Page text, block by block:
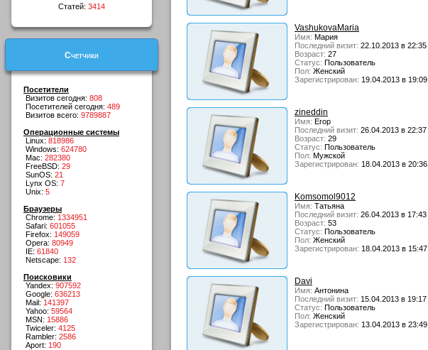
Статей: 3414
Счетчики
Посетители
Визитов сегодня: 808
Посетителей сегодня: 489
Визитов всего: 9789887
Операционные системы
Linux: 818986
Windows: 624780
Mac: 282380
FreeBSD: 29
SunOS: 21
Lynx OS: 7
Unix: 5
Браузеры
Chrome: 1334951
Safari: 601055
Firefox: 149059
Opera: 80949
IE: 61840
Netscape: 132
Поисковики
Yandex: 907592
Google: 636213
Mail: 141397
Yahoo: 59564
MSN: 15886
Twiceler: 4125
Rambler: 2586
Aport: 190
VashukovaMaria
Имя: Мария
Последний визит: 22.10.2013 в 22:35
Возраст: 27
Статус: Пользователь
Пол: Женский
Зарегистрирован: 19.04.2013 в 19:09
zineddin
Имя: Егор
Последний визит: 26.04.2013 в 22:37
Возраст: 29
Статус: Пользователь
Пол: Мужской
Зарегистрирован: 18.04.2013 в 20:36
Komsomol9012
Имя: Татьяна
Последний визит: 26.04.2013 в 17:43
Возраст: 53
Статус: Пользователь
Пол: Женский
Зарегистрирован: 18.04.2013 в 15:47
Davi
Имя: Антонина
Последний визит: 15.04.2013 в 19:17
Статус: Пользователь
Пол: Женский
Зарегистрирован: 13.04.2013 в 23:49